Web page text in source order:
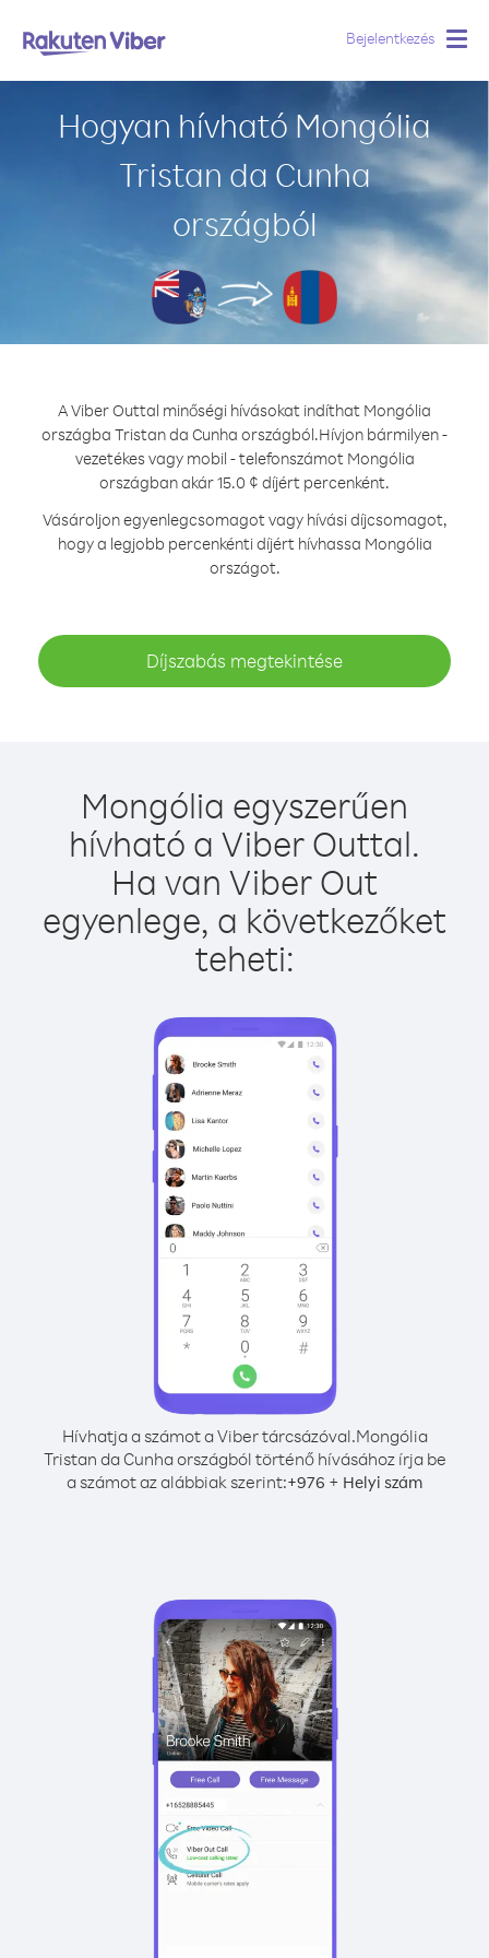
Bejelentkezés
Hogyan hívható Mongólia
Tristan da Cunha
országból
A Viber Outtal minőségi hívásokat indíthat Mongólia
országba Tristan da Cunha országból.Hívjon bármilyen -
vezetékes vagy mobil - telefonszámot Mongólia
országban akár 15.0 ¢ díjért percenként.
Vásároljon egyenlegcsomagot vagy hívási díjcsomagot,
hogy a legjobb percenkénti díjért hívhassa Mongólia
országot.
Díjszabás megtekintése
Mongólia egyszerűen
hívható a Viber Outtal.
Ha van Viber Out
egyenlege, a következőket
teheti:
Hívhatja a számot a Viber tárcsázóval.Mongólia
Tristan da Cunha országból történő hívásához írja be
a számot az alábbiak szerint:+976 + Helyi szám